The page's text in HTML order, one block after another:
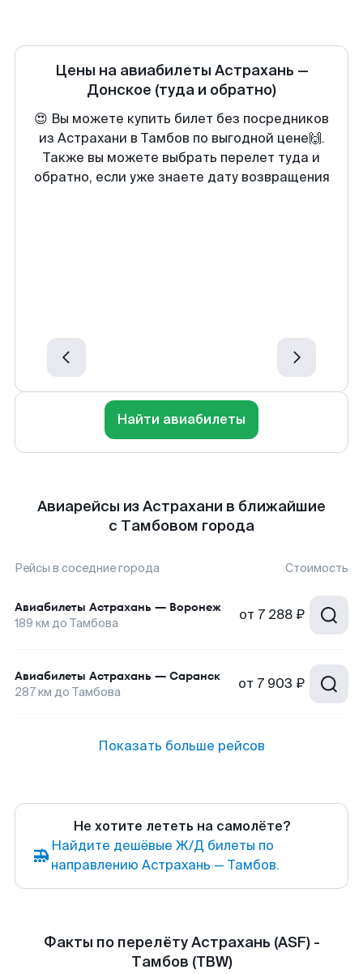
Цены на авиабилеты Астрахань —
Донское (туда и обратно)
😍 Вы можете купить билет без посредников
из Астрахани в Тамбов по выгодной цене🙌.
Также вы можете выбрать перелет туда и
обратно, если уже знаете дату возвращения
Найти авиабилеты
Авиарейсы из Астрахани в ближайшие
с Тамбовом города
Рейсы в соседние города Стоимость
Авиабилеты Астрахань — Воронеж
189 км до Тамбова от 7 288 ₽
Авиабилеты Астрахань — Саранск
287км до Тамбова от 7 903 ₽
Показать больше рейсов
Не хотите лететь на самолёте?
Найдите дешёвые Ж/Д билеты по
направлению Астрахань — Тамбов.
Факты по перелёту Астрахань (ASF) -
Тамбов (TBW)